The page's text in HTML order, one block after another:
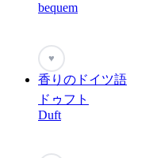
bequem
♥
香りのドイツ語
ドゥフト
Duft